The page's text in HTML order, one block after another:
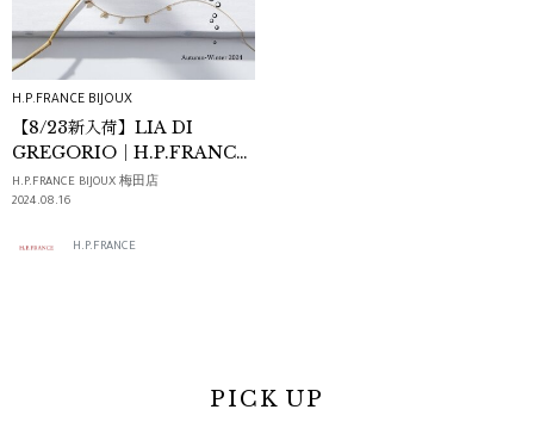
H.P.FRANCE BIJOUX
【8/23新入荷】LIA DI
GREGORIO｜H.P.FRANCE
BIJOUX
H.P.FRANCE BIJOUX 梅田店
2024.08.16
H.P.FRANCE
PICK UP